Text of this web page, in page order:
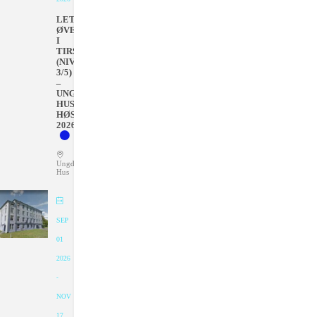
LETT
ØVET
I
TIRSDAGER
(NIVÅ
3/5)
–
UNGDOMMENS
HUS
HØSTEN
2026
Ungdommens
Hus
SEP
01
2026
-
NOV
17